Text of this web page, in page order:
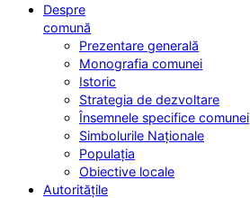
Despre
comună
Prezentare generală
Monografia comunei
Istoric
Strategia de dezvoltare
Însemnele specifice comunei
Simbolurile Naționale
Populația
Obiective locale
Autoritățile